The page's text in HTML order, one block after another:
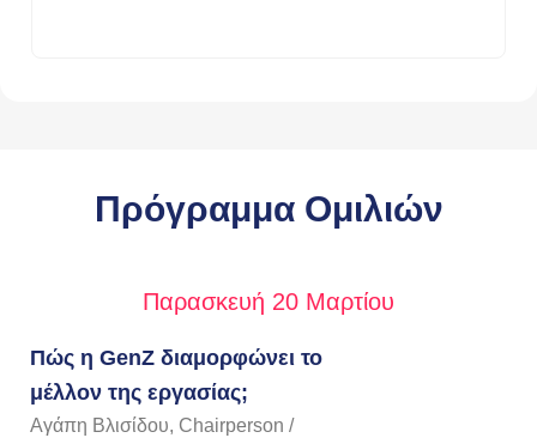
Πρόγραμμα Ομιλιών
Παρασκευή 20 Μαρτίου
Πώς η GenZ διαμορφώνει το
μέλλον της εργασίας;
Αγάπη Βλισίδου, Chairperson /